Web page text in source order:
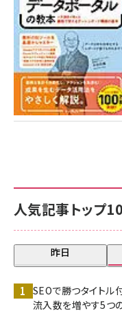
人気記事トップ10
昨日
SEOで勝つタイトル
流入数を増やす5つ
7月31日 10:00